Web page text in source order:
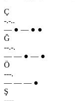
Ç
-.-..
— ● — ● ●
Ğ
--.-.
— — ● — ●
Ö
---.
— — — ●
Ş